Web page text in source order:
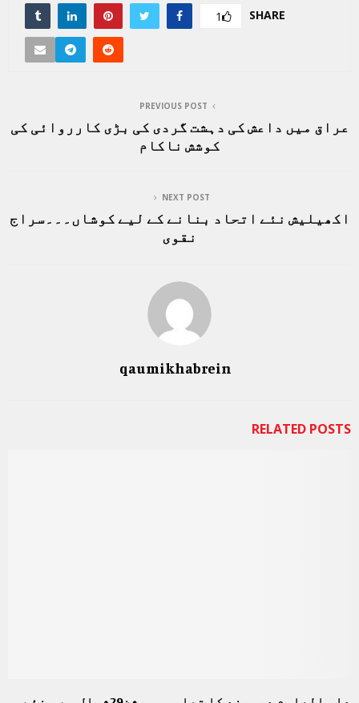
SHARE
1
PREVIOUS POST
عراق میں داعش کی دہشت گردی کی بڑی کارروائی کی
کوشش ناکام
NEXT POST
اکھیلیش نئے اتحاد بنانے کے لیے کوشاں۔۔۔سراج
نقوی
qaumikhabrein
RELATED POSTS